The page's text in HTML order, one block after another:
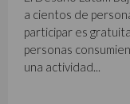
a cientos de
participar es
personas
una actividad...